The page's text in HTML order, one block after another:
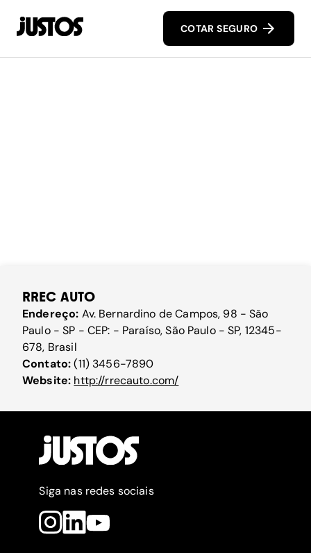
COTAR SEGURO
RREC AUTO
Endereço: Av. Bernardino de Campos, 98 - São
Paulo - SP - CEP: - Paraíso, São Paulo - SP, 12345-
678, Brasil
Contato:(11) 3456-7890
Website: http://rrecauto.com/
Siga nas redes sociais